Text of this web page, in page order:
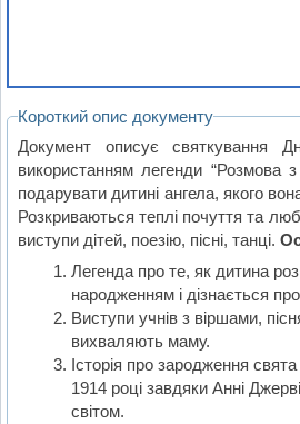
Короткий опис документу
Документ описує святкування
використанням легенди “Розмова
подарувати дитині ангела, якого
Розкриваються теплі почуття та
виступи дітей, поезію, пісні, танці.
Легенда про те, як дитина
народженням і дізнається
Виступи учнів з віршами,
вихваляють маму.
Історія про зародження
1914 році завдяки Анні
світом.